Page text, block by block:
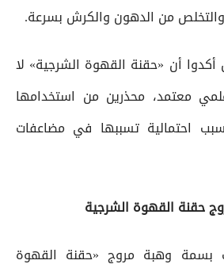
من الدهون والكرش بسرعة.
أن «حقنة القهوة الشرجية» لا
معتمد، محذرين من استخدامها
احتمالية تسببها في مضاعفات
حقنة القهوة الشرجية
بسمة وهبة مروج «حقنة القهوة